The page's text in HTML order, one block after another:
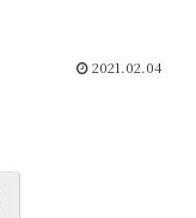
2021.02.04